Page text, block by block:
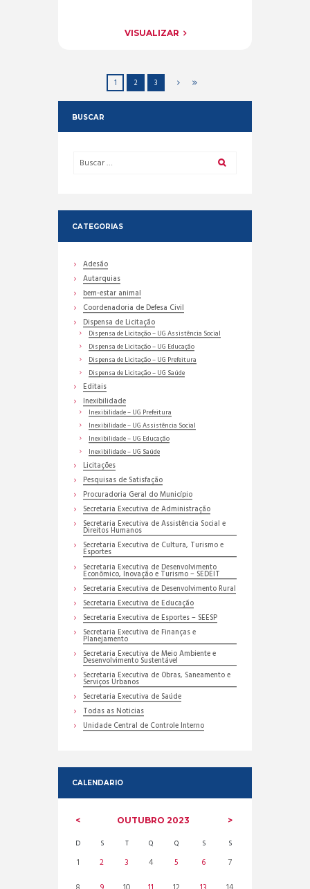
VISUALIZAR
1 2 3
BUSCAR
CATEGORIAS
Adesão
Autarquias
bem-estar animal
Coordenadoria de Defesa Civil
Dispensa de Licitação
Dispensa de Licitação – UG Assistência Social
Dispensa de Licitação – UG Educação
Dispensa de Licitação – UG Prefeitura
Dispensa de Licitação – UG Saúde
Editais
Inexibilidade
Inexibilidade – UG Prefeitura
Inexibilidade – UG Assistência Social
Inexibilidade – UG Educação
Inexibilidade – UG Saúde
Licitações
Pesquisas de Satisfação
Procuradoria Geral do Município
Secretaria Executiva de Administração
Secretaria Executiva de Assistência Social e
Direitos Humanos
Secretaria Executiva de Cultura, Turismo e
Esportes
Secretaria Executiva de Desenvolvimento
Econômico, Inovação e Turismo – SEDEIT
Secretaria Executiva de Desenvolvimento Rural
Secretaria Executiva de Educação
Secretaria Executiva de Esportes – SEESP
Secretaria Executiva de Finanças e
Planejamento
Secretaria Executiva de Meio Ambiente e
Desenvolvimento Sustentável
Secretaria Executiva de Obras, Saneamento e
Serviços Urbanos
Secretaria Executiva de Saúde
Todas as Noticias
Unidade Central de Controle Interno
CALENDARIO
OUTUBRO2023
D S T Q Q S S
1 2 3 4 5 6
7